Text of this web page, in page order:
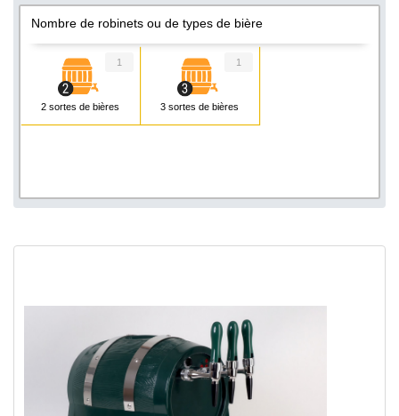
Nombre de robinets ou de types de bière
2 sortes de bières
1
3 sortes de bières
1